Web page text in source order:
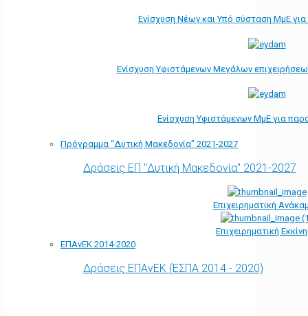
Ενίσχυση Νέων και Υπό σύσταση ΜμΕ
Ενίσχυση Υφιστάμενων Μεγάλων
Ενίσχυση Υφιστάμενων ΜμΕ για
Πρόγραμμα “Δυτική Μακεδονία” 2021-2027
Δράσεις ΕΠ "Δυτική Μακεδονία" 2021-2027
Επιχειρηματική
Επιχειρηματική
ΕΠΑνΕΚ 2014-2020
Δράσεις ΕΠΑνΕΚ (ΕΣΠΑ 2014 - 2020)